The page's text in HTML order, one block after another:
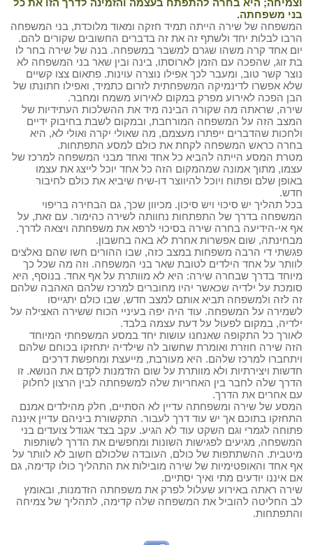
וצמיחה; היא בחרה להתפתח בעצמה והזמינה לדרך הזו את כל
בני משפחתה.
המשפחה של שירה הייתה תמיד חזקה ומאוד מלוכדת, בני המשפחה
הרבו לבלות יחד ולשתף זה את זה בדברים החשובים שקורים להם.
יום אחד קרה משהו שגרם למשבר במשפחה. בנה של שירה בחר לו
בת זוג, שהפכה עם הזמן לארוסתו, בינה ובין שאר בני המשפחה לא
נוצר קשר טוב, ומעבר לכך אפילו נוצרה עוינות. פתאום צצו קשיים
שלא אפשרו לדינמיקה המשפחתית לזרום כתמיד, ואפילו חתונתו של
הבן הפכה לאירוע מפרק במקום לאירוע משמח ומחבר.
שירה, שראתה מה שקורה הבינה מיד את ההשלכות העתידיות של
המצב הזה על המשפחה המורחבת, ובמקום לשבת בחיבוק ידיים
ולחכות שהדברים ייפתרו מעצמם, מה שאולי יקרה ואולי לא, היא
בחרה כראש המשפחה לקחת את כולם למסע התפתחות.
מטרת המסע הייתה להביא כל אחד ואחד מבני המשפחה למרכז של
עצמו, מתוך אמונה שמהמקום הזה כל אחד יוכל לייצג את עצמו
באופן שלם ופתוח ויוכל להיווצר דו-שיח שיביא את כולם לחיבור
חדש.
בכל תהליך יש סיכוי ויש סיכון. מכיוון שכך, גם הבחירה בריפוי
המשפחה בדרך של התפתחות נחוותה לשירה כהימור. עם זאת, על
אף אי-הידיעה בחרה שירה בסיכוי לרפא את משפחתה ויצאה לדרך.
מבחינתה, שום אפשרות אחרת לא באה בחשבון.
פגשתי די הרבה משפחות במצב כזה, שבו ההורים חשו שהם נאלצים
לוותר על אחד הילדים לטובת שאר בני המשפחה. וזה מה שכל כך
מיוחד בדרך שבחרה שירה: היא לא מוותרת על אף אחד. בנוסף, היא
סומכת על ילדיה שכאשר יהיו מחוברים למרכז שלהם האהבה שלהם
זה לזה ולמשפחה תביא אותם למצב חדש, שבו כולם יתגייסו
לשמירה על המשפחה. עוד היה יפה בעיניי הכוח ששירה האצילה על
ילדיה, במקום לפעול על דעת עצמה בלבד.
לאורך כל התקופה שאנחנו עושות יחד במסע המשפחתי המיוחד
הזה שירה חוזרת ואומרת שחשוב לה שילדיה יתחזקו בכוחם שלהם
ויתחברו למרכז שלהם. היא מעורבת, מייעצת ומחפשת דרכים
חדשות ויצירתיות ולא מוותרת על שום הזדמנות לקדם את הנושא. זו
הדרך שלה לחבר בין האחריות שלה למשפחתה לבין הרצון לחלוק
עם אחרים את הדרך.
המסע של שירה ומשפחתה עדיין לא הסתיים, חלק מהילדים אמנם
התחזקו בתוכם אך יש עוד דרך לעבור. התקשורת ביניהם עדיין איננה
פתוחה לגמרי וגם השקט עוד לא הגיע. עקב בצד אגודל צועדים בני
המשפחה, מגיעים לפגישות השונות ומחפשים את הדרך לשותפות
מיטבית. ההשתתפות של כולם, העובדה שלכולם חשוב לא לוותר על
אף אחד והאופטימיות של שירה מובילות את התהליך כולו קדימה, גם
אם איננו יודעים מתי ואיך יסתיים.
שירה ראתה באירוע שעלול לפרק את משפחתה הזדמנות, ובאומץ
לב החליטה להוביל את המשפחה שלה קדימה, לתהליך של צמיחה
והתפתחות.